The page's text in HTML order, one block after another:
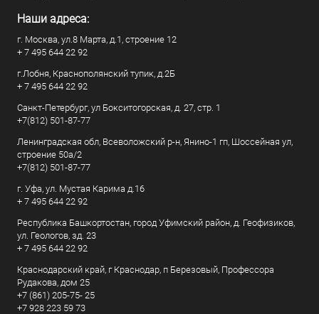
Наши адреса:
г. Москва, ул.8 Марта, д.1, строение 12
+ 7 495 644 22 92
г.Лобня, Краснополянский тупик, д.2Б
+ 7 495 644 22 92
Санкт-Петербург, ул Бокситогорская, д. 27, стр. 1
+7(812) 501-87-77
Ленинградская обл, Всеволожский р-н, Янино-1 гп, Шоссейная ул,
строение 50а/2
+7(812) 501-87-77
г. Уфа, ул. Мустая Карима д.16
+ 7 495 644 22 92
Республика Башкортостан, город Уфимский район, д. Геофизиков,
ул. Геологов, зд. 23
+ 7 495 644 22 92
Краснодарский край, г Краснодар, п Березовый, Профессора
Рудакова, дом 25
+7 (861) 205-75- 25
+7 928 223 59 73